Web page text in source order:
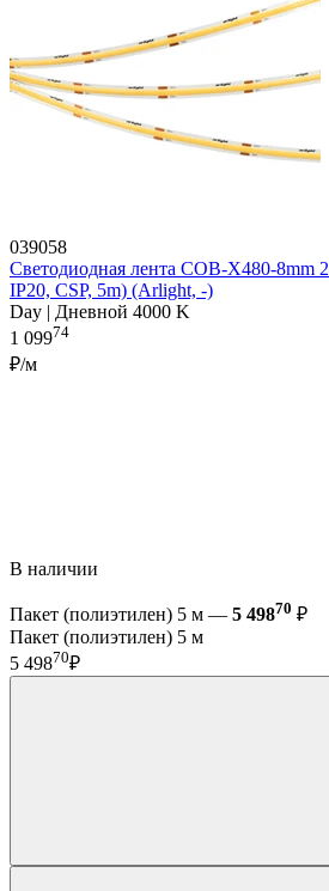
039058
Светодиодная лента COB-X480-8mm
IP20, CSP, 5m) (Arlight, -)
Day | Дневной 4000 K
1 09974
₽/м
В наличии
Пакет (полиэтилен) 5 м — 5 49870 ₽
Пакет (полиэтилен) 5 м
5 49870₽